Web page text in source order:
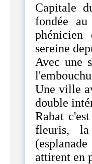
Capitale
fondée
sereine
Avec une
Une ville
double
Rabat
fleuris,
attirent en